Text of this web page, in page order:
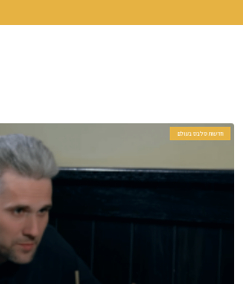
חדשות סלבס בעולם